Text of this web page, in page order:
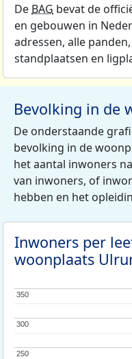
De BAG bevat de
en gebouwen in
adressen, alle
standplaatsen en
Bevolking in de
De onderstaande
bevolking in de
het aantal inwoners
van inwoners, of
hebben en het
Inwoners per
woonplaats
250
250
300
300
350
350